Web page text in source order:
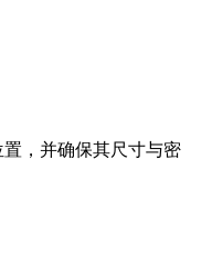
，并确保其尺寸与密